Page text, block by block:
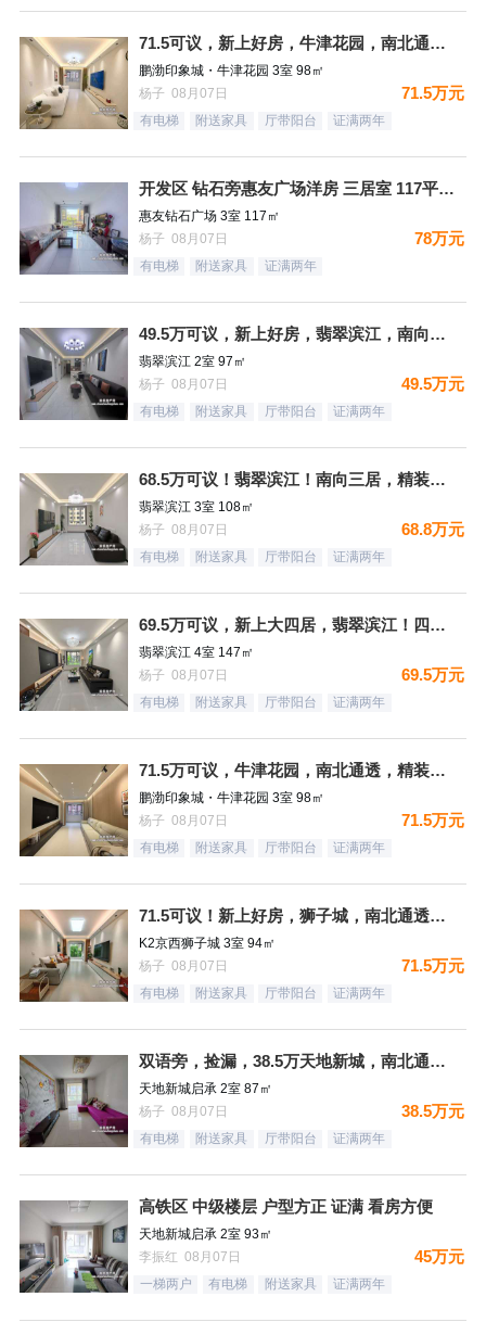
71.5可议，新上好房，牛津花园，南北通透大三居，精装未住，
鹏渤印象城・牛津花园 3室 98㎡
杨子 08月07日
71.5万元
有电梯 附送家具 厅带阳台 证满两年
开发区 钻石旁惠友广场洋房 三居室 117平 78万 精装装
惠友钻石广场 3室 117㎡
杨子 08月07日
78万元
有电梯 附送家具 证满两年
49.5万可议，新上好房，翡翠滨江，南向二居，精装未住，满二
翡翠滨江 2室 97㎡
杨子 08月07日
49.5万元
有电梯 附送家具 厅带阳台 证满两年
68.5万可议！翡翠滨江！南向三居，精装未住，满二，全天采光
翡翠滨江 3室 108㎡
杨子 08月07日
68.8万元
有电梯 附送家具 厅带阳台 证满两年
69.5万可议，新上大四居，翡翠滨江！四局双卫，明厨明卫，户
翡翠滨江 4室 147㎡
杨子 08月07日
69.5万元
有电梯 附送家具 厅带阳台 证满两年
71.5万可议，牛津花园，南北通透，精装未住三居，装修太哇塞
鹏渤印象城・牛津花园 3室 98㎡
杨子 08月07日
71.5万元
有电梯 附送家具 厅带阳台 证满两年
71.5可议！新上好房，狮子城，南北通透，精装满二，看房有钥
K2京西狮子城 3室 94㎡
杨子 08月07日
71.5万元
有电梯 附送家具 厅带阳台 证满两年
双语旁，捡漏，38.5万天地新城，南北通透，精装二居，满二，
天地新城启承 2室 87㎡
杨子 08月07日
38.5万元
有电梯 附送家具 厅带阳台 证满两年
高铁区 中级楼层 户型方正 证满 看房方便
天地新城启承 2室 93㎡
李振红 08月07日
45万元
一梯两户 有电梯 附送家具 证满两年